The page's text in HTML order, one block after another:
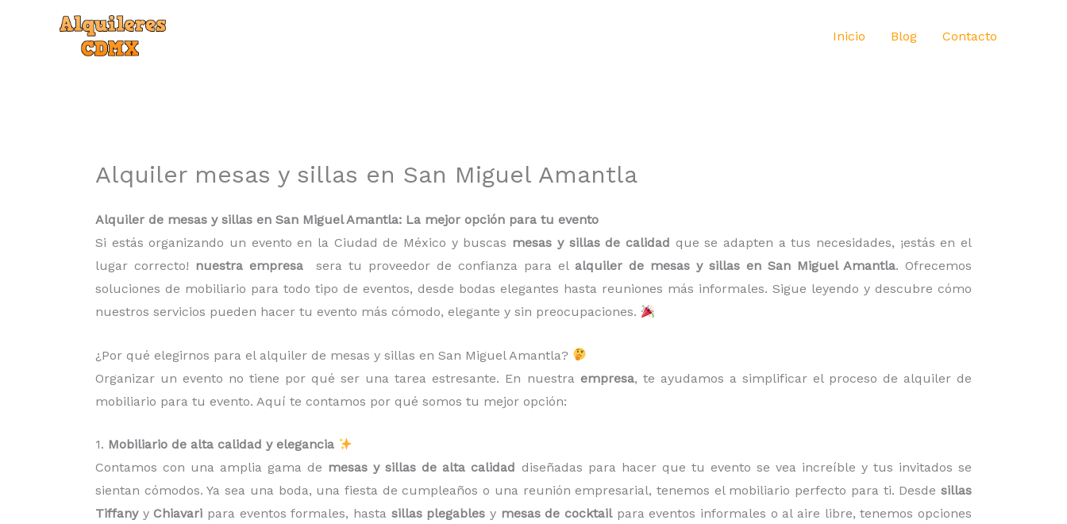
Inicio Blog Contacto
Alquiler mesas y sillas en San Miguel Amantla
Alquiler de mesas y sillas en San Miguel Amantla: La mejor opción para tu evento
Si estás organizando un evento en la Ciudad de México y buscas mesas y sillas de calidad que se adapten a tus necesidades, ¡estás en el
lugar correcto! nuestra empresa sera tu proveedor de confianza para el alquiler de mesas y sillas en San Miguel Amantla. Ofrecemos
soluciones de mobiliario para todo tipo de eventos, desde bodas elegantes hasta reuniones más informales. Sigue leyendo y descubre cómo
nuestros servicios pueden hacer tu evento más cómodo, elegante y sin preocupaciones.
¿Por qué elegirnos para el alquiler de mesas y sillas en San Miguel Amantla?
Organizar un evento no tiene por qué ser una tarea estresante. En nuestra empresa, te ayudamos a simplificar el proceso de alquiler de
mobiliario para tu evento. Aquí te contamos por qué somos tu mejor opción:
1. Mobiliario de alta calidad y elegancia
Contamos con una amplia gama de mesas y sillas de alta calidad diseñadas para hacer que tu evento se vea increíble y tus invitados se
sientan cómodos. Ya sea una boda, una fiesta de cumpleaños o una reunión empresarial, tenemos el mobiliario perfecto para ti. Desde sillas
TiffanyyChiavari para eventos formales, hasta sillas plegables y mesas de cocktailpara eventos informales o al aire libre, tenemos opciones